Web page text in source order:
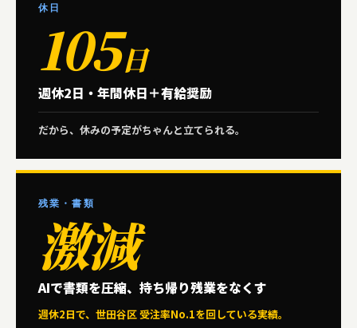
休日
105日
週休2日・年間休日＋有給奨励
だから、休みの予定がちゃんと立てられる。
残業・書類
激減
AIで書類を圧縮、持ち帰り残業をなくす
週休2日で、世田谷区 受注率No.1を回している実績。